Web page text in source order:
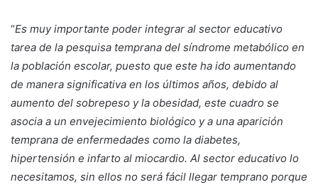
“Es muy importante poder integrar al sector educativo
tarea de la pesquisa temprana del síndrome metabólico en
la población escolar, puesto que este ha ido aumentando
de manera significativa en los últimos años, debido al
aumento del sobrepeso y la obesidad, este cuadro se
asocia a un envejecimiento biológico y a una aparición
temprana de enfermedades como la diabetes,
hipertensión e infarto al miocardio. Al sector educativo lo
necesitamos, sin ellos no será fácil llegar temprano porque